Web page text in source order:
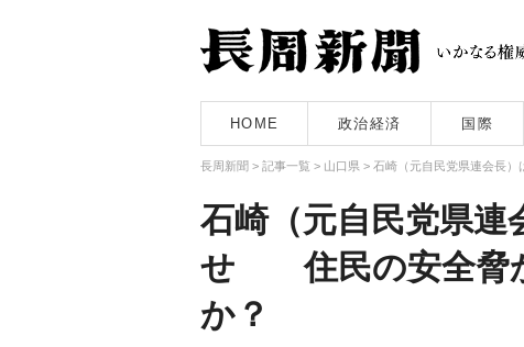
HOME 政治経済 国際
長周新聞 > 記事一覧 > 山口県 > 石崎（元自民党県連会長
石崎（元自民党県連
せ 住民の安全脅
か？